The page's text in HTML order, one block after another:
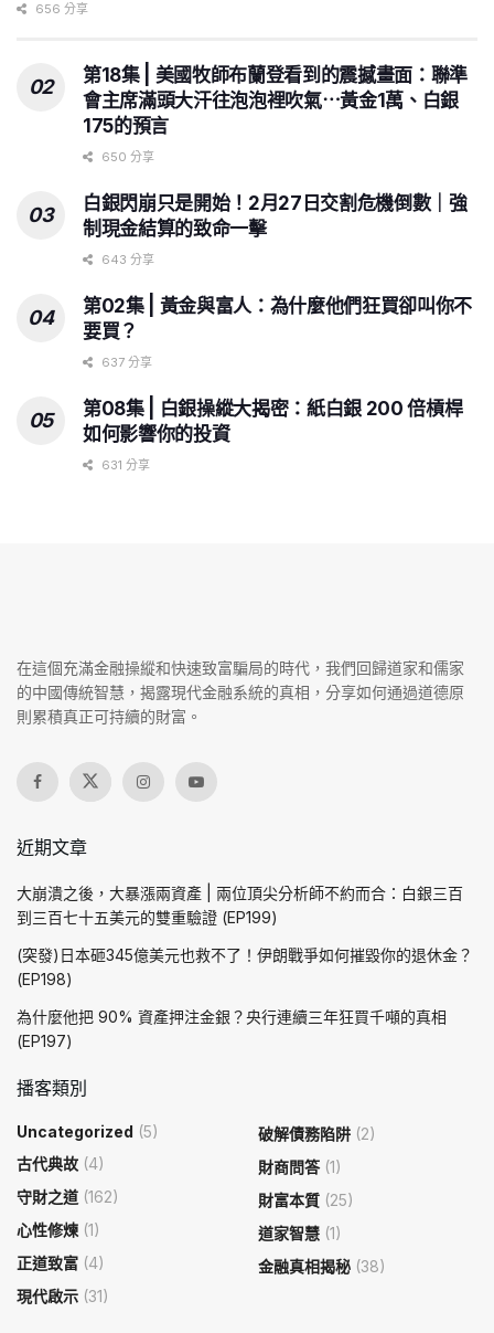
656 分享
第18集 | 美國牧師布蘭登看到的震撼畫面：聯準
會主席滿頭大汗往泡泡裡吹氣⋯黃金1萬、白銀
175的預言
650 分享
白銀閃崩只是開始！2月27日交割危機倒數｜強
制現金結算的致命一擊
643 分享
第02集 | 黃金與富人：為什麼他們狂買卻叫你不
要買？
637 分享
第08集 | 白銀操縱大揭密：紙白銀 200 倍槓桿
如何影響你的投資
631 分享
在這個充滿金融操縱和快速致富騙局的時代，我們回歸道家和儒家
的中國傳統智慧，揭露現代金融系統的真相，分享如何通過道德原
則累積真正可持續的財富。
近期文章
大崩潰之後，大暴漲兩資產 | 兩位頂尖分析師不約而合：白銀三百
到三百七十五美元的雙重驗證 (EP199)
(突發)日本砸345億美元也救不了！伊朗戰爭如何摧毀你的退休金？
(EP198)
為什麼他把 90% 資產押注金銀？央行連續三年狂買千噸的真相
(EP197)
播客類別
Uncategorized (5)
古代典故 (4)
守財之道 (162)
心性修煉 (1)
正道致富 (4)
現代啟示 (31)
破解債務陷阱 (2)
財商問答(1)
財富本質 (25)
道家智慧 (1)
金融真相揭秘 (38)